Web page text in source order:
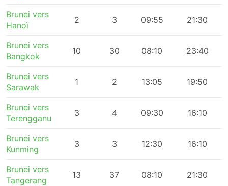
Brunei vers
Hanoï
2 3 09:55 21:30
Brunei vers
Bangkok
10 30 08:10 23:40
Brunei vers
Sarawak
1 2 13:05 19:50
Brunei vers
Terengganu
3 4 09:30 16:10
Brunei vers
Kunming
3 3 12:30 16:10
Brunei vers
Tangerang
13 37 08:10 21:30